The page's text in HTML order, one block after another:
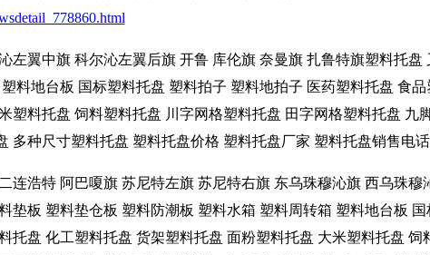
左翼中旗 科尔沁左翼后旗 开鲁 库伦旗 奈曼旗 扎鲁特旗塑料托
料地台板 国标塑料托盘 塑料拍子 塑料地拍子 医药塑料托盘 食
塑料托盘 饲料塑料托盘 川字网格塑料托盘 田字网格塑料托盘 九
多种尺寸塑料托盘 塑料托盘价格 塑料托盘厂家 塑料托盘销售电话
连浩特 阿巴嗄旗 苏尼特左旗 苏尼特右旗 东乌珠穆沁旗 西乌珠
垫板 塑料垫仓板 塑料防潮板 塑料水箱 塑料周转箱 塑料地台板
托盘 化工塑料托盘 货架塑料托盘 面粉塑料托盘 大米塑料托盘